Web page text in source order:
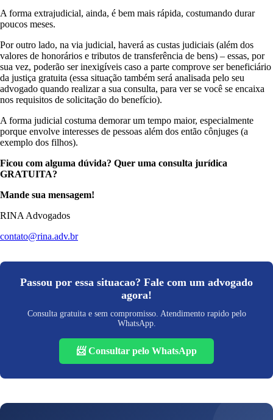
A forma extrajudicial, ainda, é bem mais rápida, costumando durar
poucos meses.
Por outro lado, na via judicial, haverá as custas judiciais (além dos
valores de honorários e tributos de transferência de bens) – essas, por
sua vez, poderão ser inexigíveis caso a parte comprove ser beneficiário
da justiça gratuita (essa situação também será analisada pelo seu
advogado quando realizar a sua consulta, para ver se você se encaixa
nos requisitos de solicitação do benefício).
A forma judicial costuma demorar um tempo maior, especialmente
porque envolve interesses de pessoas além dos então cônjuges (a
exemplo dos filhos).
Ficou com alguma dúvida? Quer uma consulta jurídica
GRATUITA?
Mande sua mensagem!
RINA Advogados
contato@rina.adv.br
Passou por essa situacao? Fale com um advogado
agora!
Consulta gratuita e sem compromisso. Atendimento rapido pelo
WhatsApp.
📨 Consultar pelo WhatsApp